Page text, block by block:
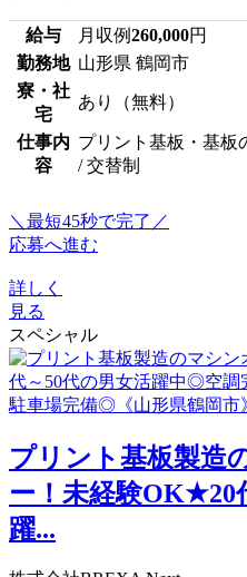
給与 月収例260,000円
勤務地 山形県 鶴岡市
寮・社
宅
あり（無料）
仕事内
容
プリント基板・基板
/ 交替制
＼最短45秒で完了／
応募へ進む
詳しく
見る
スペシャル
プリント基板製造
ー！未経験OK★20
躍...